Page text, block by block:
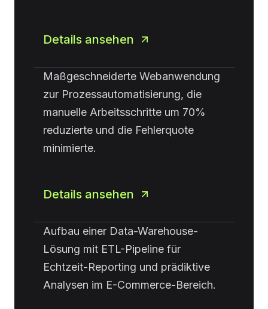
Details ansehen
Maßgeschneiderte Webanwendung
zur Prozessautomatisierung, die
manuelle Arbeitsschritte um 70%
reduzierte und die Fehlerquote
minimierte.
Details ansehen
Aufbau einer Data-Warehouse-
Lösung mit ETL-Pipeline für
Echtzeit-Reporting und prädiktive
Analysen im E-Commerce-Bereich.